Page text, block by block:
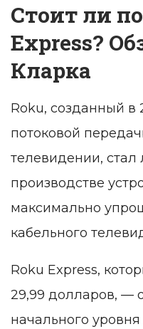
Стоит ли
Express?
Кларка
Roku, созданный в
потоковой
телевидении,
производстве
максимально
кабельного
Roku Express,
29,99 долларов, —
начального